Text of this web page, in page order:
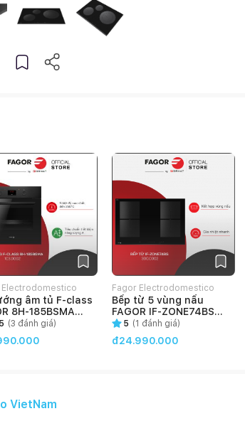
Electrodomestico
âm tủ F-class
8H-185BSMA
(3 đánh giá)
Fagor Electrodomestico
VietNam
Bếp từ 5 vùng nấu
FAGOR IF-ZONE74BS
(300.0002)
5 (1 đánh giá)
đ24.990.000
VietNam